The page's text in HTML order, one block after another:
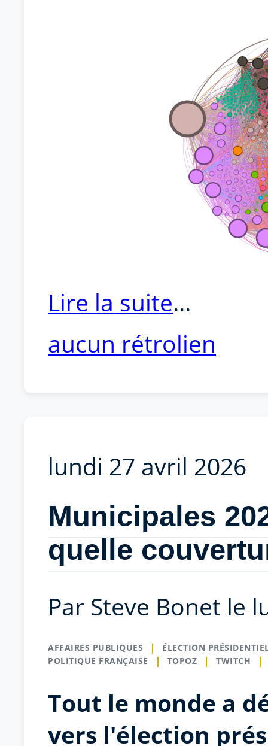
Lire la suite...
aucun rétrolien
lundi 27 avril 2026
Municipales
quelle
Par Steve Bonet le
AFFAIRES PUBLIQUES
ÉLECTION
POLITIQUE FRANÇAISE
TOPOZ TWITCH
Tout le monde a
vers l'élection